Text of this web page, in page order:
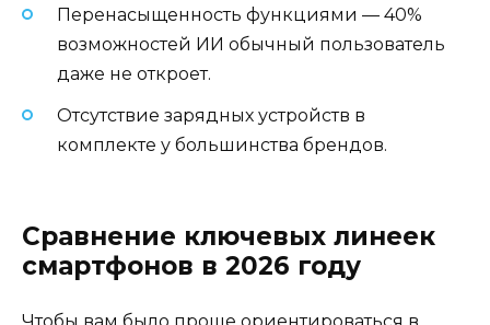
Перенасыщенность функциями — 40%
возможностей ИИ обычный пользователь
даже не откроет.
Отсутствие зарядных устройств в
комплекте у большинства брендов.
Сравнение ключевых линеек
смартфонов в 2026 году